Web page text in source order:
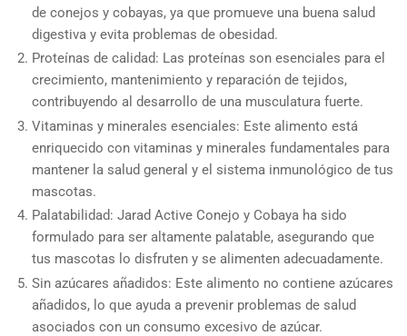
de conejos y cobayas, ya que promueve una buena salud
digestiva y evita problemas de obesidad.
Proteínas de calidad: Las proteínas son esenciales para el
crecimiento, mantenimiento y reparación de tejidos,
contribuyendo al desarrollo de una musculatura fuerte.
Vitaminas y minerales esenciales: Este alimento está
enriquecido con vitaminas y minerales fundamentales para
mantener la salud general y el sistema inmunológico de tus
mascotas.
Palatabilidad: Jarad Active Conejo y Cobaya ha sido
formulado para ser altamente palatable, asegurando que
tus mascotas lo disfruten y se alimenten adecuadamente.
Sin azúcares añadidos: Este alimento no contiene azúcares
añadidos, lo que ayuda a prevenir problemas de salud
asociados con un consumo excesivo de azúcar.